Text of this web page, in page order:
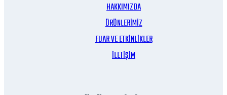
HAKKIMIZDA
ÜRÜNLERİMİZ
FUAR VE ETKİNLİKLER
İLETİŞİM